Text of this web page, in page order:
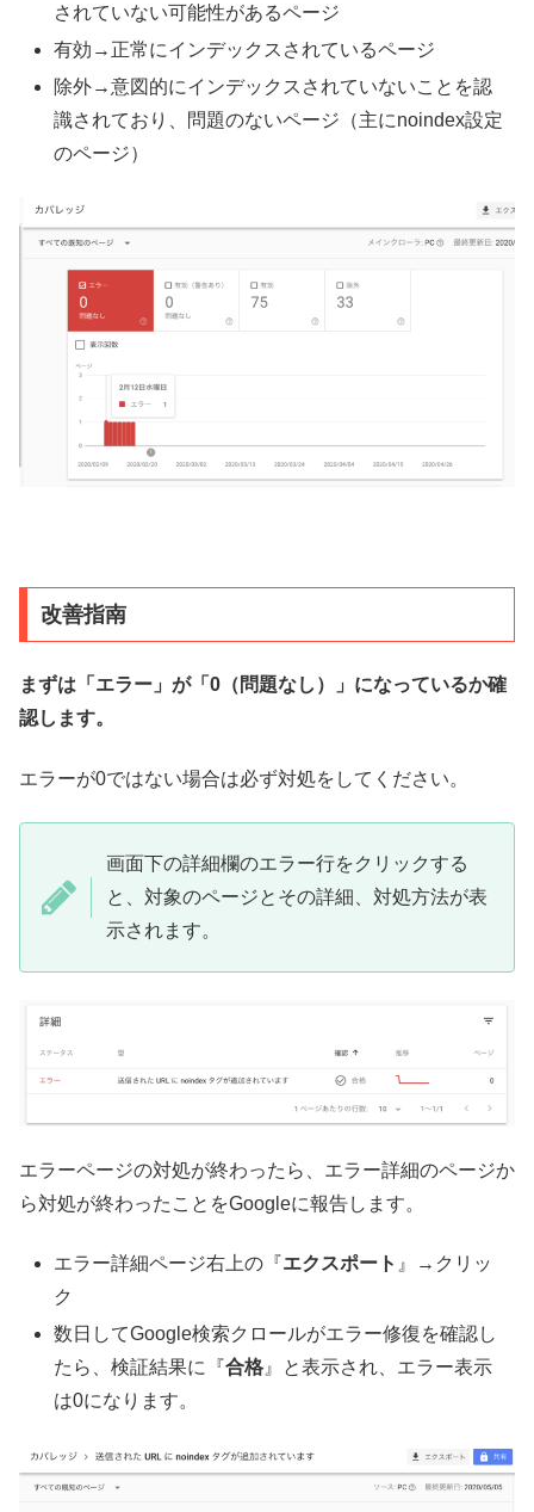
されていない可能性があるページ
有効→正常にインデックスされているページ
除外→意図的にインデックスされていないことを認
識されており、問題のないページ（主にnoindex設定
のページ）
改善指南
まずは「エラー」が「0（問題なし）」になっているか確
認します。
エラーが0ではない場合は必ず対処をしてください。
画面下の詳細欄のエラー行をクリックする
と、対象のページとその詳細、対処方法が表
示されます。
エラーページの対処が終わったら、エラー詳細のページか
ら対処が終わったことをGoogleに報告します。
エラー詳細ページ右上の『エクスポート 』→クリッ
ク
数日してGoogle検索クロールがエラー修復を確認し
たら、検証結果に『合格 』と表示され、エラー表示
は0になります。